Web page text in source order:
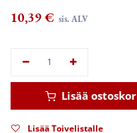
10,39€ sis. ALV
Lisää
Lisää Toivelistalle